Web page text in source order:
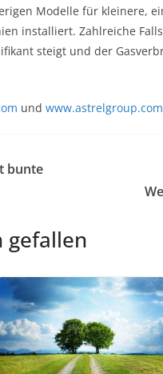
Modelle für kleinere,
installiert. Zahlreiche
steigt und der
und www.astrelgroup.com
bunte
gefallen